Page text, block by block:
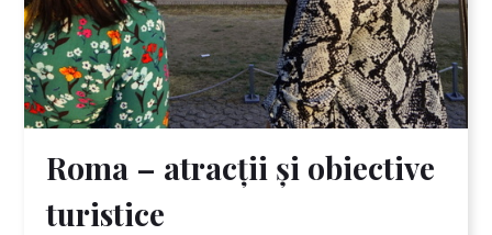
Roma – atracții și obiective
turistice